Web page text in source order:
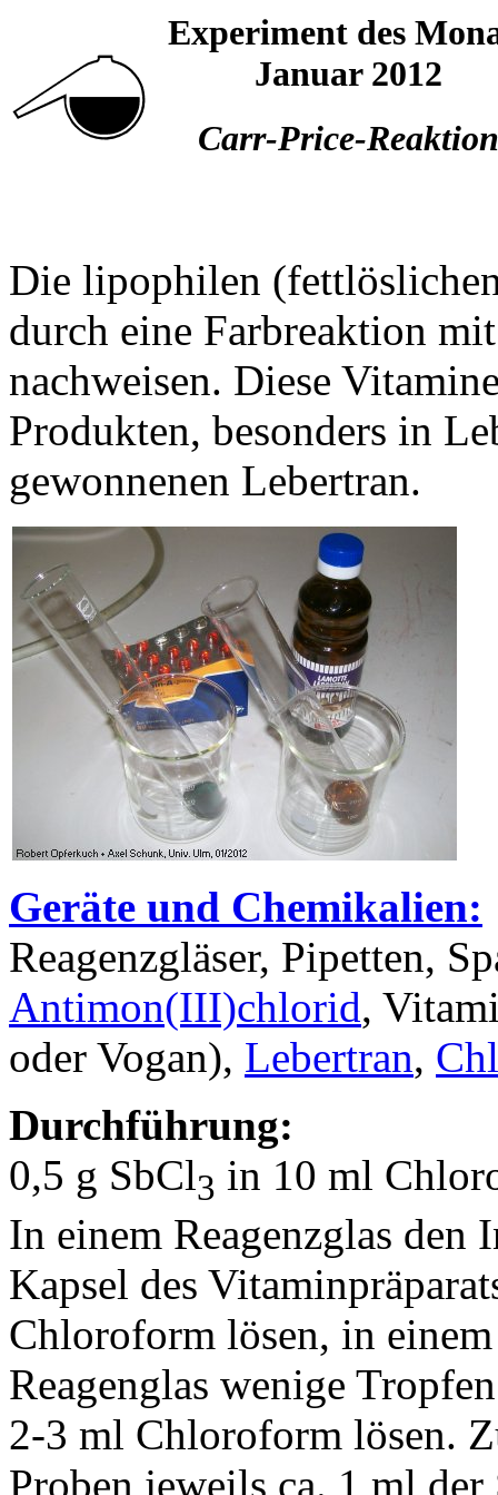
Experiment des
Januar 2012
Carr-Price-Reaktion
Die lipophilen
durch eine Farbreaktion
nachweisen. Diese
Produkten, besonders in
gewonnenen Lebertran.
Geräte und Chemikalien:
Reagenzgläser, Pipetten,
Antimon(III)chlorid,
oder Vogan), Lebertran,
Durchführung:
0,5 g SbCl3 in 10 ml
In einem Reagenzglas den
Kapsel des
Chloroform lösen, in
Reagenglas wenige
2-3 ml Chloroform lösen.
Proben jeweils ca. 1 ml der